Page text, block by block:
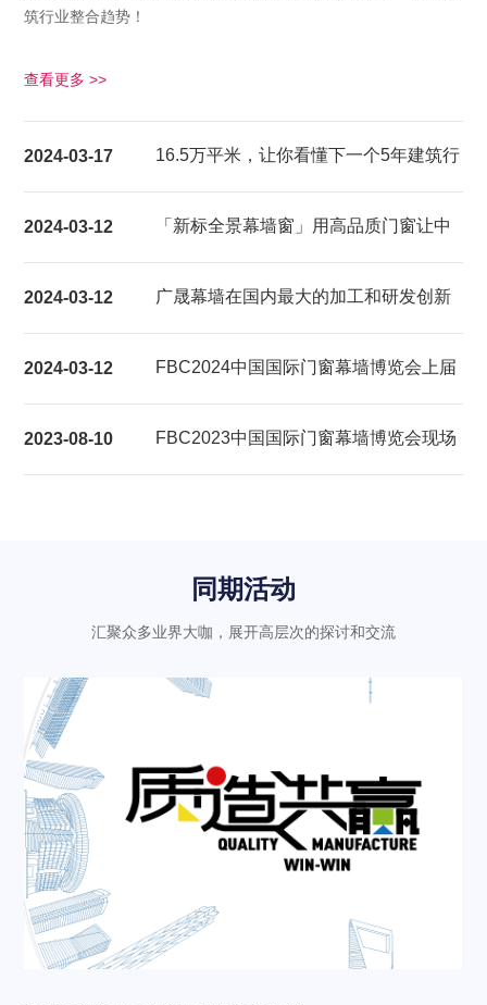
筑行业整合趋势！
查看更多 >>
2024-03-17 16.5万平米，让你看懂下一个5年建筑行
2024-03-12
「新标全景幕墙窗」用高品质门窗让中
验
2024-03-12 广晟幕墙在国内最大的加工和研发创新
2024-03-12
FBC2024中国国际门窗幕墙博览会上届
2023-08-10
FBC2023中国国际门窗幕墙博览会现场
同期活动
汇聚众多业界大咖，展开高层次的探讨和交流